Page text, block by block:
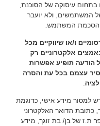
בתחום עיסוקה של הסוכנת,
המשתמשים, ולא יועבר
הסכמת המשתמש.
ו/או שיווקיים מכל
אלקטרוניים רק
תופיע אפשרות
עצמם בכל עת והסרה
למסור מידע אישי, כדוגמת
הדואר האלקטרוני
ת.ז של בן/ בת זוגך, מידע